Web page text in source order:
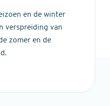
en de winter
verspreiding van
zomer en de